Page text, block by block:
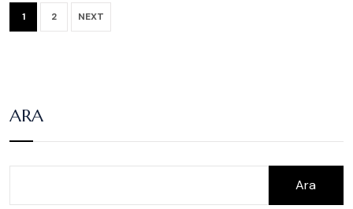
1 2 NEXT
ARA
Ara